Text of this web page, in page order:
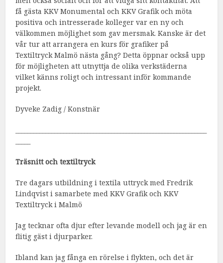
få gästa KKV Monumental och KKV Grafik och möta
positiva och intresserade kolleger var en ny och
välkommen möjlighet som gav mersmak. Kanske är det
vår tur att arrangera en kurs för grafiker på
Textiltryck Malmö nästa gång? Detta öppnar också upp
för möjligheten att utnyttja de olika verkstäderna
vilket känns roligt och intressant inför kommande
projekt.
Dyveke Zadig / Konstnär
Träsnitt och textiltryck
Tre dagars utbildning i textila uttryck med Fredrik
Lindqvist i samarbete med KKV Grafik och KKV
Textiltryck i Malmö
Jag tecknar ofta djur efter levande modell och jag är en
flitig gäst i djurparker.
Ibland kan jag fånga en rörelse i flykten, och det är